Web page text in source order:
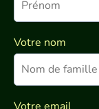
Votre nom